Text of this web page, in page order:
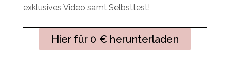
exklusives Video samt Selbsttest!
Hier für 0 € herunterladen